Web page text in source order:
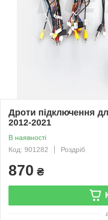
Дроти підключення
2012-2021
В наявності
Код: 901282
Роздріб
870 ₴